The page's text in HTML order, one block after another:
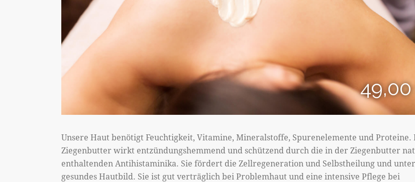
Unsere Haut benötigt Feuchtigkeit, Vitamine, Mineralstoffe, Spurenelemente und Proteine.
Ziegenbutter wirkt entzündungshemmend und schützend durch die in der Ziegenbutter
enthaltenden Antihistaminika. Sie fördert die Zellregeneration und Selbstheilung und
gesundes Hautbild. Sie ist gut verträglich bei Problemhaut und eine intensive Pflege bei